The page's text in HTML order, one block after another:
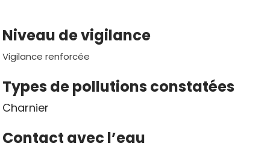
Niveau de vigilance
Vigilance renforcée
Types de pollutions constatées
Charnier
Contact avec l’eau